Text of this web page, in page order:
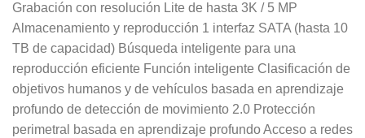
Grabación con resolución Lite de hasta 3K / 5 MP
Almacenamiento y reproducción 1 interfaz SATA (hasta 10
TB de capacidad) Búsqueda inteligente para una
reproducción eficiente Función inteligente Clasificación de
objetivos humanos y de vehículos basada en aprendizaje
profundo de detección de movimiento 2.0 Protección
perimetral basada en aprendizaje profundo Acceso a redes